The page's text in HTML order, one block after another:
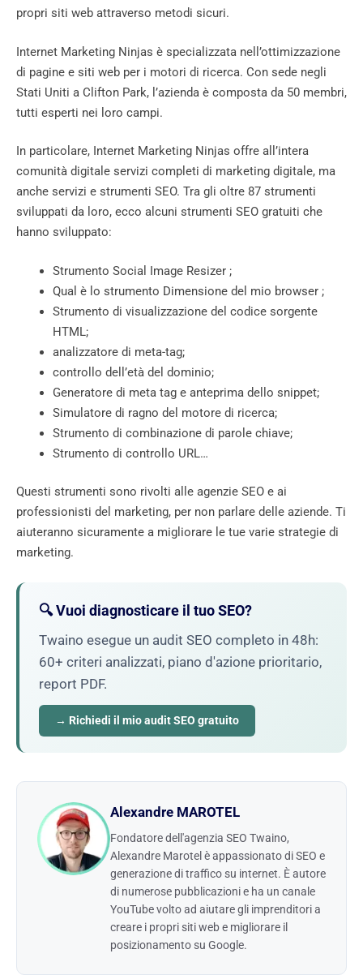
propri siti web attraverso metodi sicuri.
Internet Marketing Ninjas è specializzata nell’ottimizzazione
di pagine e siti web per i motori di ricerca. Con sede negli
Stati Uniti a Clifton Park, l’azienda è composta da 50 membri,
tutti esperti nei loro campi.
In particolare, Internet Marketing Ninjas offre all’intera
comunità digitale servizi completi di marketing digitale, ma
anche servizi e strumenti SEO. Tra gli oltre 87 strumenti
sviluppati da loro, ecco alcuni strumenti SEO gratuiti che
hanno sviluppato:
Strumento Social Image Resizer ;
Qual è lo strumento Dimensione del mio browser ;
Strumento di visualizzazione del codice sorgente
HTML;
analizzatore di meta-tag;
controllo dell’età del dominio;
Generatore di meta tag e anteprima dello snippet;
Simulatore di ragno del motore di ricerca;
Strumento di combinazione di parole chiave;
Strumento di controllo URL…
Questi strumenti sono rivolti alle agenzie SEO e ai
professionisti del marketing, per non parlare delle aziende. Ti
aiuteranno sicuramente a migliorare le tue varie strategie di
marketing.
🔍 Vuoi diagnosticare il tuo SEO?
Twaino esegue un audit SEO completo in 48h:
60+ criteri analizzati, piano d'azione prioritario,
report PDF.
→ Richiedi il mio audit SEO gratuito
Alexandre MAROTEL
Fondatore dell'agenzia SEO Twaino,
Alexandre Marotel è appassionato di SEO e
generazione di traffico su internet. È autore
di numerose pubblicazioni e ha un canale
YouTube volto ad aiutare gli imprenditori a
creare i propri siti web e migliorare il
posizionamento su Google.